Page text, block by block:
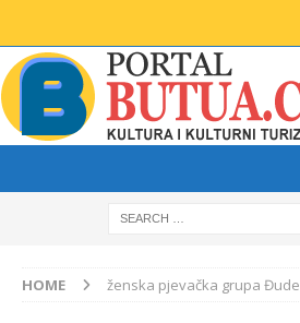
HOME ženska pjevačka grupa Đude